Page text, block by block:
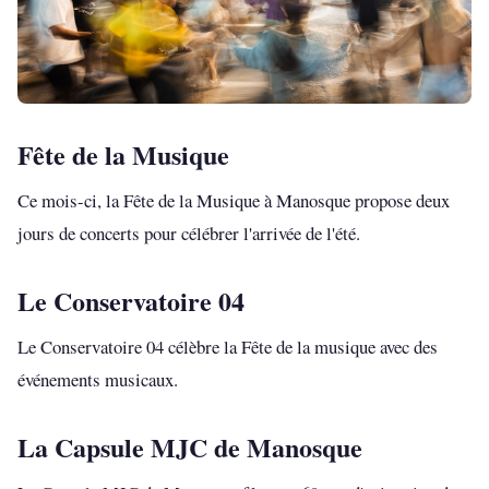
Fête de la Musique
Ce mois-ci, la Fête de la Musique à Manosque propose deux
jours de concerts pour célébrer l'arrivée de l'été.
Le Conservatoire 04
Le Conservatoire 04 célèbre la Fête de la musique avec des
événements musicaux.
La Capsule MJC de Manosque